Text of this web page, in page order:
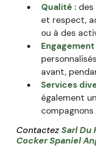
Qualité : des
et respect,
ou à des
Engagement
avant,
Services
également
ContactezSarl Du
Cocker Spaniel